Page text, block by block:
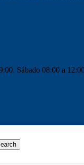
Sábado 08:00 a